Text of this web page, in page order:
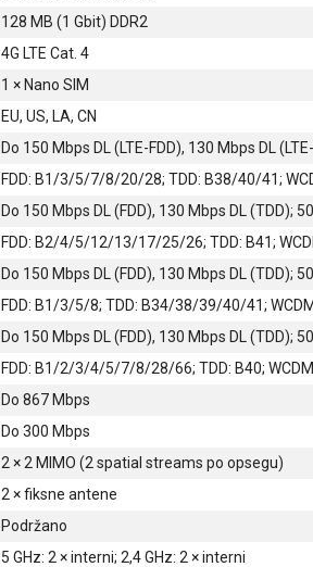
128 MB (1 Gbit) DDR2
4G LTE Cat. 4
1 × Nano SIM
EU, US, LA, CN
Do 150 Mbps DL (LTE-FDD), 130 Mbps DL
FDD: B1/3/5/7/8/20/28; TDD: B38/40/41;
Do 150 Mbps DL (FDD), 130 Mbps DL (TDD);
FDD: B2/4/5/12/13/17/25/26; TDD: B41;
Do 150 Mbps DL (FDD), 130 Mbps DL (TDD);
FDD: B1/3/5/8; TDD: B34/38/39/40/41;
Do 150 Mbps DL (FDD), 130 Mbps DL (TDD);
FDD: B1/2/3/4/5/7/8/28/66; TDD: B40;
Do 867 Mbps
Do 300 Mbps
2 × 2 MIMO (2 spatial streams po opsegu)
2 × fiksne antene
Podržano
5 GHz: 2 × interni; 2,4 GHz: 2 × interni